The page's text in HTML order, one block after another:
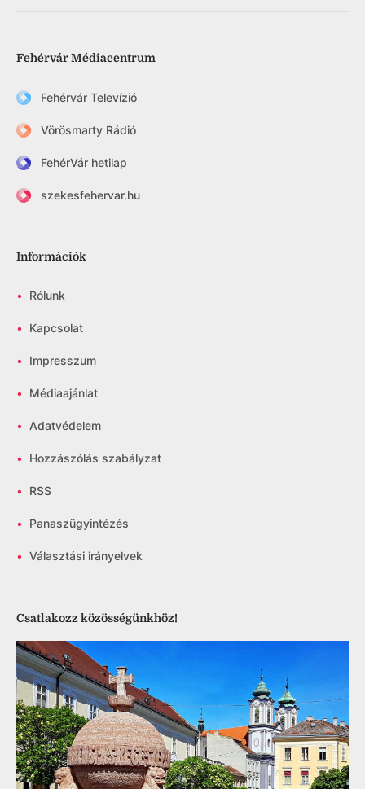
Fehérvár Médiacentrum
Fehérvár Televízió
Vörösmarty Rádió
FehérVár hetilap
szekesfehervar.hu
Információk
• Rólunk
• Kapcsolat
• Impresszum
• Médiaajánlat
• Adatvédelem
• Hozzászólás szabályzat
• RSS
• Panaszügyintézés
• Választási irányelvek
Csatlakozz közösségünkhöz!